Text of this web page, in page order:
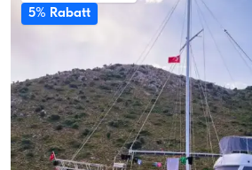
5% Rabatt